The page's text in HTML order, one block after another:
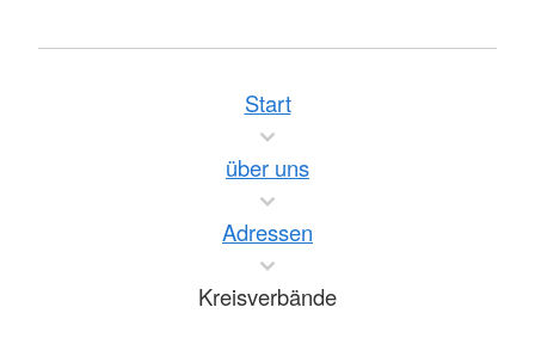
Start
über uns
Adressen
Kreisverbände